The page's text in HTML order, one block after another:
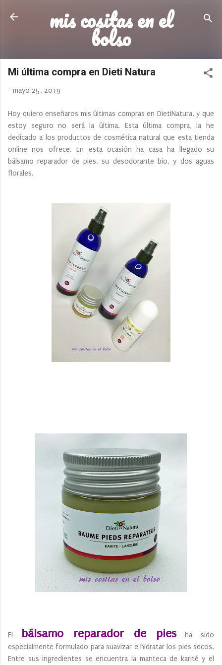
Ir al contenido principal
mis cositas en el
bolso
Mi última compra en Dieti Natura
- mayo 25, 2019
Hoy quiero enseñaros mis últimas compras en DietiNatura, y que
estoy seguro no será la última. Esta última compra, la he
dedicado a los productos de cosmética natural que esta tienda
online nos ofrece. En esta ocasión ha casa ha llegado su
bálsamo reparador de pies, su desodorante bio, y dos aguas
florales.
El bálsamo reparador de pies ha sido
especialmente formulado para suavizar e hidratar los pies secos.
Entre sus ingredientes se encuentra la manteca de karité y el